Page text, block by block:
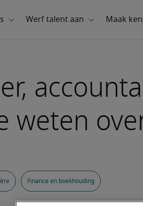
weten
Finance en boekhouding